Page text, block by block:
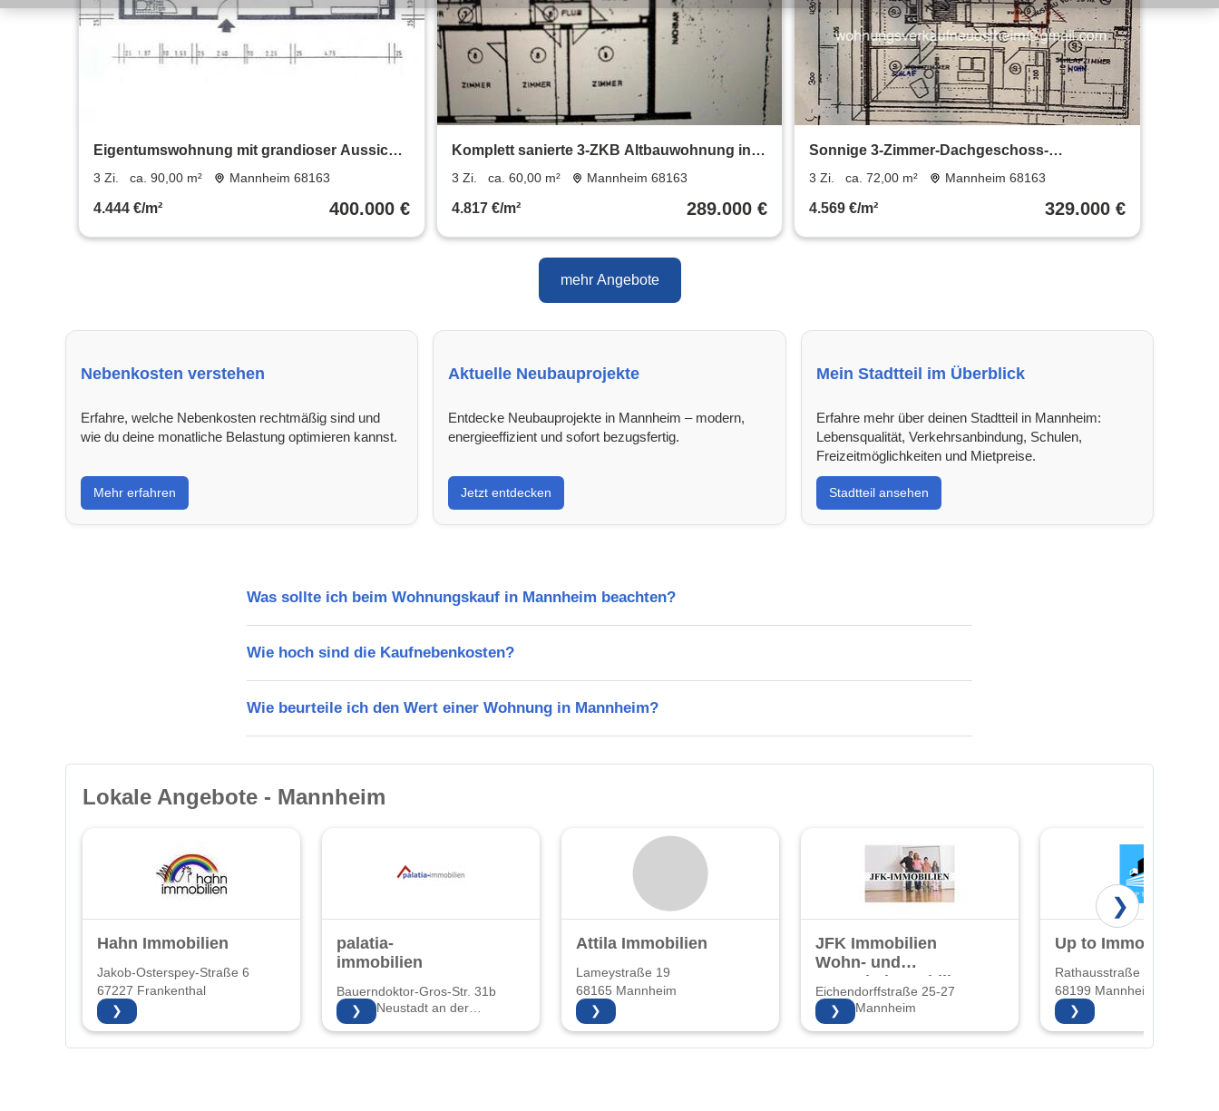
Eigentumswohnung mit grandioser Aussicht
in Mannheims bester Lage
3 Zi. ca. 90,00 m² Mannheim 68163
4.444 €/m² 400.000 €
Komplett sanierte 3-ZKB Altbauwohnung in
Neuostheim
3 Zi. ca. 60,00 m² Mannheim 68163
4.817 €/m² 289.000 €
Sonnige 3-Zimmer-Dachgeschoss-
Eigentumswohnung in Neuostheim
3 Zi. ca. 72,00 m² Mannheim 68163
4.569 €/m² 329.000 €
mehr Angebote
Nebenkosten verstehen
Erfahre, welche Nebenkosten rechtmäßig sind und
wie du deine monatliche Belastung optimieren kannst.
Mehr erfahren
Aktuelle Neubauprojekte
Entdecke Neubauprojekte in Mannheim – modern,
energieeffizient und sofort bezugsfertig.
Jetzt entdecken
Mein Stadtteil im Überblick
Erfahre mehr über deinen Stadtteil in Mannheim:
Lebensqualität, Verkehrsanbindung, Schulen,
Freizeitmöglichkeiten und Mietpreise.
Stadtteil ansehen
Was sollte ich beim Wohnungskauf in Mannheim beachten?
Wie hoch sind die Kaufnebenkosten?
Wie beurteile ich den Wert einer Wohnung in Mannheim?
Lokale Angebote - Mannheim
Hahn Immobilien
Jakob-Osterspey-Straße 6
67227 Frankenthal
❯
palatia-
immobilien
Bauerndoktor-Gros-Str. 31b
67435 Neustadt an der
Weinstraße
❯
Attila Immobilien
Lameystraße 19
68165 Mannheim
❯
JFK Immobilien
Wohn- und
Gewerbeimmobilien
und
Hausverwaltung
Eichendorffstraße 25-27
68167 Mannheim
❯
Up to Immobilien
Rathausstraße 22
68199 Mannheim
❯
❯